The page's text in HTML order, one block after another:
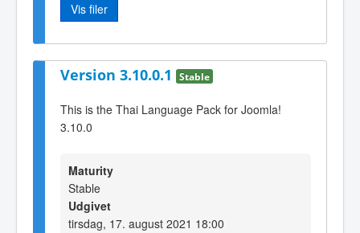
Vis filer
Version 3.10.0.1 Stable
This is the Thai Language Pack for Joomla!
3.10.0
Maturity
Stable
Udgivet
tirsdag, 17. august 2021 18:00